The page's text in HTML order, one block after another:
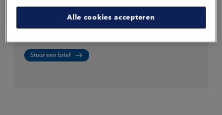
Stuur je liever een brief per post? Dat kan ook. Een reactie duurt
Stuur een brief
Alle cookies accepteren